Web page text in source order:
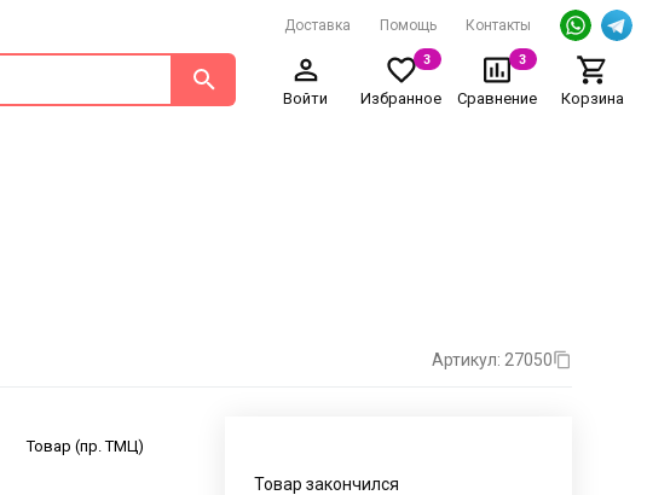
Доставка Помощь Контакты
Войти Избранное
3
Сравнение
3
Корзина
Артикул: 27050
Товар (пр. ТМЦ)
Товар закончился